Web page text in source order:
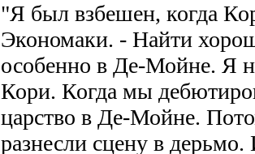
"Я был взбешен, когда
Экономаки. - Найти
особенно в Де-Мойне. Я
Кори. Когда мы
царство в Де-Мойне.
разнесли сцену в